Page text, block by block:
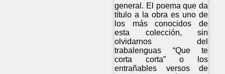
general. El poema que da
título a la obra es uno de
los más conocidos de
esta colección, sin
olvidarnos del
trabalenguas “Que te
corta corta” o los
entrañables versos de